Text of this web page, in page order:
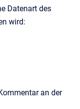
Datenart des
wird:
an der